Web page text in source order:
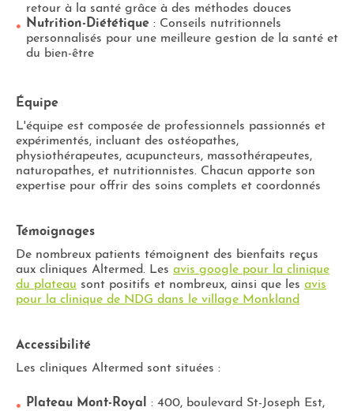
retour à la santé grâce à des méthodes douces​
Nutrition-Diététique: Conseils nutritionnels
personnalisés pour une meilleure gestion de la santé et
du bien-être
Équipe
L'équipe est composée de professionnels passionnés et
expérimentés, incluant des ostéopathes,
physiothérapeutes, acupuncteurs, massothérapeutes,
naturopathes, et nutritionnistes. Chacun apporte son
expertise pour offrir des soins complets et coordonnés​
Témoignages
De nombreux patients témoignent des bienfaits reçus
aux cliniques Altermed. Les avis google pour la clinique
du plateau sont positifs et nombreux, ainsi que les avis
pour la clinique de NDG dans le village Monkland
Accessibilité
Les cliniques Altermed sont situées :
Plateau Mont-Royal
: 400, boulevard St-Joseph Est,